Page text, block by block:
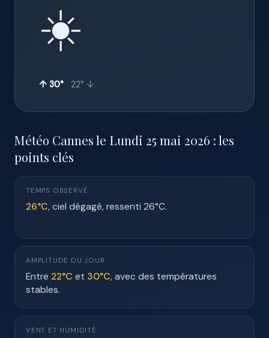
☀️
↑ 30° 22° ↓
Météo Cannes le Lundi 25 mai 2026 : les
points clés
TEMPS OBSERVÉ
26°C, ciel dégagé, ressenti 26°C.
AMPLITUDE DU JOUR
Entre 22°C et 30°C, avec des températures
stables.
VENT ET HUMIDITÉ